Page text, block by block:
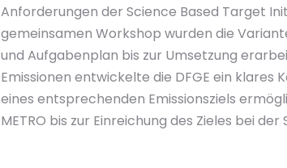
Anforderungen der Science Based Target
gemeinsamen Workshop wurden die
und Aufgabenplan bis zur Umsetzung
Emissionen entwickelte die DFGE ein klares
eines entsprechenden Emissionsziels
METRO bis zur Einreichung des Zieles bei der